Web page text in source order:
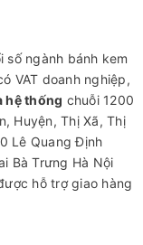
số ngành bánh kem
VAT doanh nghiệp,
hệ thống chuỗi 1200
Huyện, Thị Xã, Thị
Lê Quang Định
Bà Trưng Hà Nội
hỗ trợ giao hàng